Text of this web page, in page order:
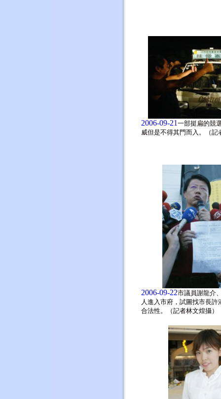
2006-09-21 一部挺扁的競
威但是不得其門而入。（記
2006-09-22市議員謝龍介
人進入市府，試圖找市長許
合法性。（記者林文煌攝）